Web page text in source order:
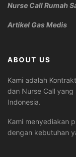
Nurse Call Rumah
Artikel Gas Medis
ABOUT US
Kami adalah
dan Nurse Call
Indonesia.
Kami menyediakan
dengan kebutuhan